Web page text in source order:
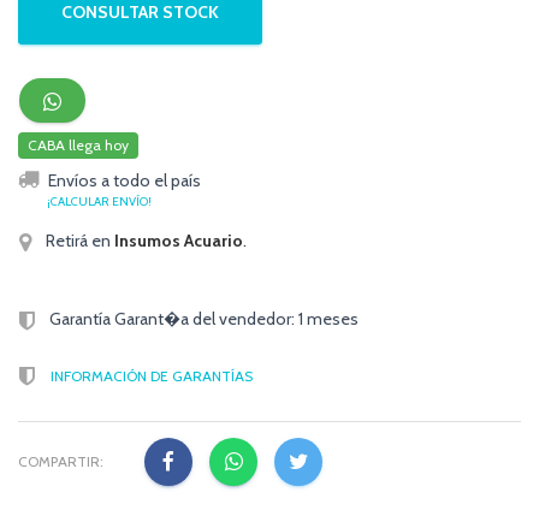
CONSULTAR STOCK
CABA llega hoy
Envíos a todo el país
¡CALCULAR ENVÍO!
Retirá en Insumos Acuario.
Garantía Garant�a del vendedor: 1 meses
INFORMACIÓN DE GARANTÍAS
COMPARTIR: